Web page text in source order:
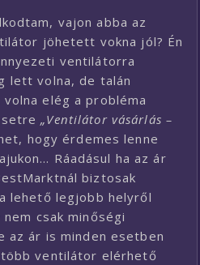
vajon abba az
jöhetett vokna jól? Én
ventilátorra
lett volna, de talán
elég a probléma
„Ventilátor vásárlás –
hogy érdemes lenne
Ráadásul ha az ár
biztosak
lehető legjobb helyről
csak minőségi
az ár is minden esetben
ventilátor elérhető